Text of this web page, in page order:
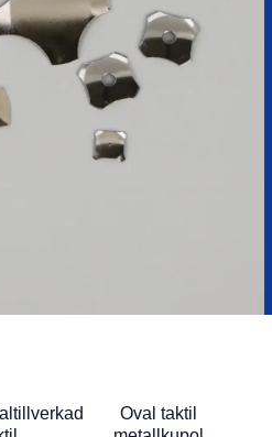
Oval taktil